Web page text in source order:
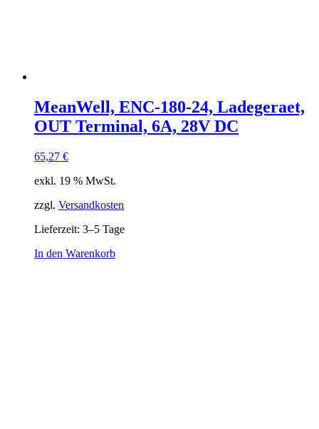
MeanWell, ENC-180-24, Ladegeraet,
OUT Terminal, 6A, 28V DC
65,27 €
exkl. 19 % MwSt.
zzgl. Versandkosten
Lieferzeit: 3–5 Tage
In den Warenkorb